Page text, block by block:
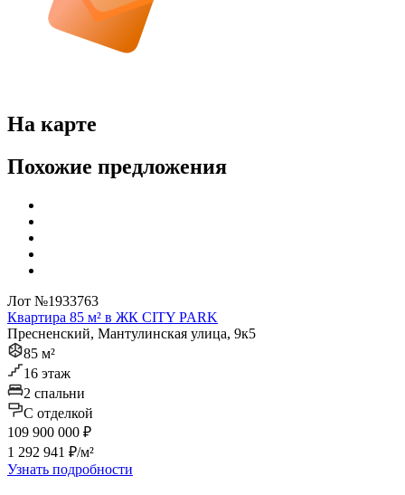
На карте
Похожие предложения
Лот №1933763
Квартира 85 м² в ЖК CITY PARK
Пресненский, Мантулинская улица, 9к5
85 м²
16 этаж
2 спальни
C отделкой
109 900 000 ₽
1 292 941 ₽/м²
Узнать подробности